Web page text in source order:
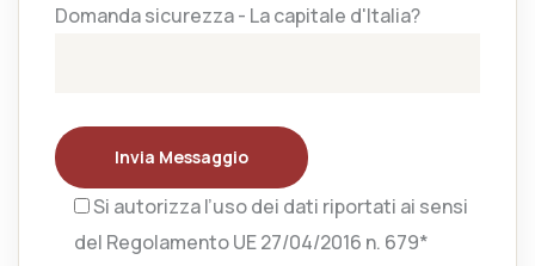
Domanda sicurezza - La capitale d'Italia?
Invia Messaggio
Si autorizza l’uso dei dati riportati ai sensi
del Regolamento UE 27/04/2016 n. 679*